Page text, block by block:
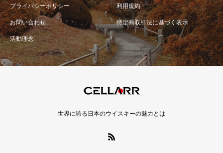
プライバシーポリシー 利用規約
お問い合わせ 特定商取引法に基づく表示
活動理念
世界に誇る日本のウイスキーの魅力とは